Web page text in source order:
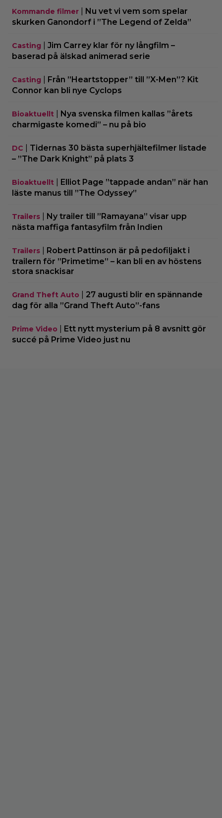
Kommande filmer
Nu vet vi vem som spelar
skurken Ganondorf i ”The Legend of Zelda”
Casting
Jim Carrey klar för ny långfilm –
baserad på älskad animerad serie
Casting
Från ”Heartstopper” till ”X-Men”? Kit
Connor kan bli nye Cyclops
Bioaktuellt
Nya svenska filmen kallas ”årets
charmigaste komedi” – nu på bio
DC
Tidernas 30 bästa superhjältefilmer listade
– ”The Dark Knight” på plats 3
Bioaktuellt
Elliot Page ”tappade andan” när han
läste manus till ”The Odyssey”
Trailers
Ny trailer till ”Ramayana” visar upp
nästa maffiga fantasyfilm från Indien
Trailers
Robert Pattinson är på pedofiljakt i
trailern för ”Primetime” – kan bli en av höstens
stora snackisar
Grand Theft Auto
27 augusti blir en spännande
dag för alla ”Grand Theft Auto”-fans
Prime Video
Ett nytt mysterium på 8 avsnitt gör
succé på Prime Video just nu